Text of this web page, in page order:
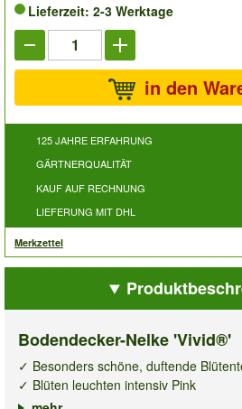
Lieferzeit: 2-3 Werktage
in den
125 JAHRE ERFAHRUNG
GÄRTNERQUALITÄT
KAUF AUF RECHNUNG
LIEFERUNG MIT DHL
Merkzettel
Bodendecker-Nelke 'Vivid®'
✓ Besonders schöne, duftende
✓ Blüten leuchten intensiv Pink
✓ Winterhart & mehrjährig